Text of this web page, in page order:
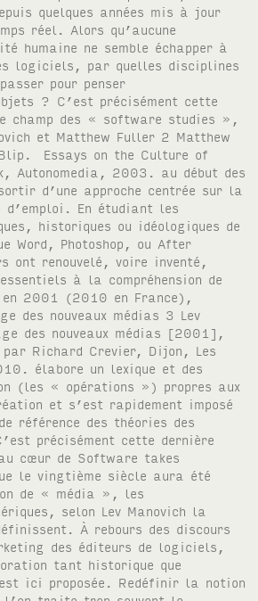
quelques années mis à jour
réel. Alors qu’aucune
humaine ne semble échapper à
logiciels, par quelles disciplines
pour penser
? C’est précisément cette
champ des « software studies »,
et Matthew Fuller 2 Matthew
Essays on the Culture of
Autonomedia, 2003. au début des
d’une approche centrée sur la
En étudiant les
historiques ou idéologiques de
Word, Photoshop, ou After
ont renouvelé, voire inventé,
à la compréhension de
2001 (2010 en France),
des nouveaux médias 3 Lev
des nouveaux médias [2001],
Richard Crevier, Dijon, Les
élabore un lexique et des
(les « opérations ») propres aux
et s’est rapidement imposé
référence des théories des
précisément cette dernière
cœur de Software takes
le vingtième siècle aura été
de « média », les
selon Lev Manovich la
À rebours des discours
des éditeurs de logiciels,
tant historique que
ici proposée. Redéfinir la notion